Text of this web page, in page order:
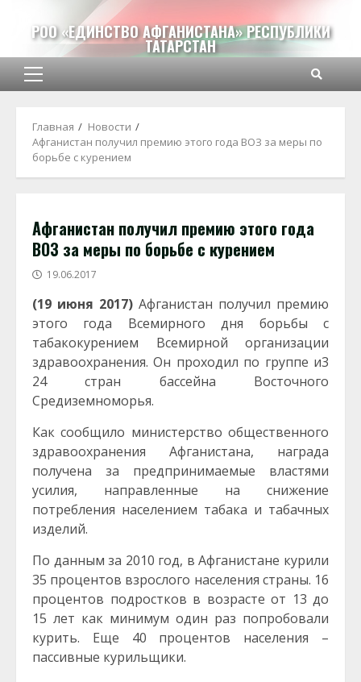
содержимому
РОО «ЕДИНСТВО АФГАНИСТАНА» РЕСПУБЛИКИ
ТАТАРСТАН
Основное
Главная
Новости
Афганистан получил премию этого года ВОЗ за меры по
борьбе с курением
Афганистан получил премию этого года
ВОЗ за меры по борьбе с курением
19.06.2017
(19 июня 2017) Афганистан получил премию
этого года Всемирного дня борьбы с
табакокурением Всемирной организации
здравоохранения. Он проходил по группе и3
24 стран бассейна Восточного
Средиземноморья.
Как сообщило министерство общественного
здравоохранения Афганистана, награда
получена за предпринимаемые властями
усилия, направленные на снижение
потребления населением табака и табачных
изделий.
По данным за 2010 год, в Афганистане курили
35 процентов взрослого населения страны. 16
процентов подростков в возрасте от 13 до
15 лет как минимум один раз попробовали
курить. Еще 40 процентов населения –
пассивные курильщики.